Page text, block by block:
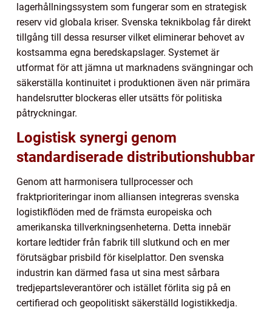
lagerhållningssystem som fungerar som en strategisk
reserv vid globala kriser. Svenska teknikbolag får direkt
tillgång till dessa resurser vilket eliminerar behovet av
kostsamma egna beredskapslager. Systemet är
utformat för att jämna ut marknadens svängningar och
säkerställa kontinuitet i produktionen även när primära
handelsrutter blockeras eller utsätts för politiska
påtryckningar.
Logistisk synergi genom
standardiserade distributionshubbar
Genom att harmonisera tullprocesser och
fraktprioriteringar inom alliansen integreras svenska
logistikflöden med de främsta europeiska och
amerikanska tillverkningsenheterna. Detta innebär
kortare ledtider från fabrik till slutkund och en mer
förutsägbar prisbild för kiselplattor. Den svenska
industrin kan därmed fasa ut sina mest sårbara
tredjepartsleverantörer och istället förlita sig på en
certifierad och geopolitiskt säkerställd logistikkedja.